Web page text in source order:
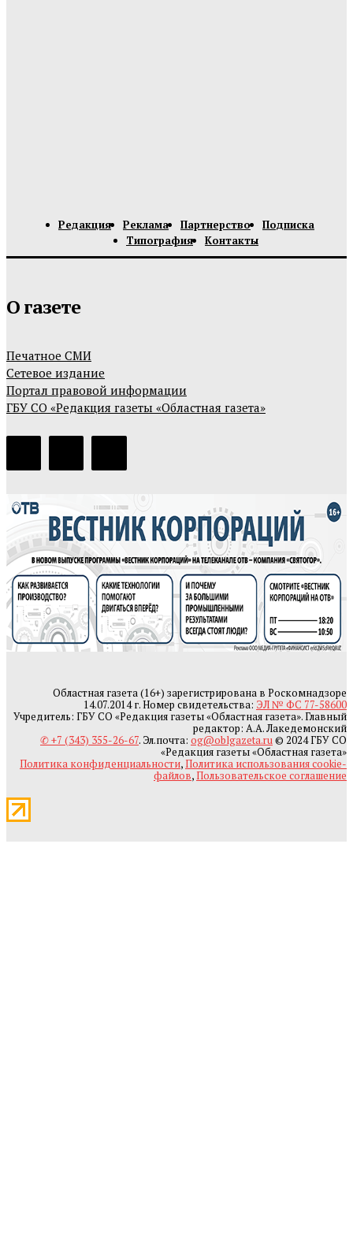
Редакция Реклама Партнерство
Подписка
Типография
Контакты
О газете
Печатное СМИ
Сетевое издание
Портал правовой информации
ГБУ СО «Редакция газеты «Областная газета»
Областная газета (16+) зарегистрирована в Роскомнадзоре
14.07.2014 г. Номер свидетельства: ЭЛ № ФС 77-58600
Учредитель: ГБУ СО «Редакция газеты «Областная газета». Главный
редактор: А.А. Лакедемонский
✆ +7 (343) 355-26-67. Эл.почта: og@oblgazeta.ru© 2024 ГБУ СО
«Редакция газеты «Областная газета»
Политика конфиденциальности,Политика использования cookie-
файлов,Пользовательское соглашение